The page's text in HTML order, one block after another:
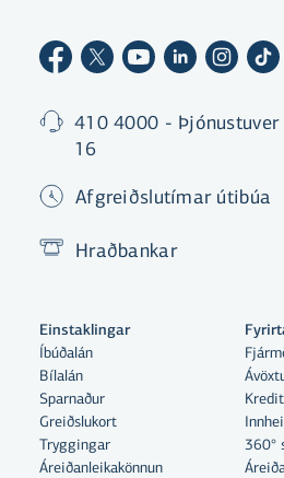
410 4000 -
16
Afgreiðslutímar útibúa
Hraðbankar
Einstaklingar
Íbúðalán
Bílalán
Sparnaður
Greiðslukort
Tryggingar
Áreiðanleikakönnun
360°